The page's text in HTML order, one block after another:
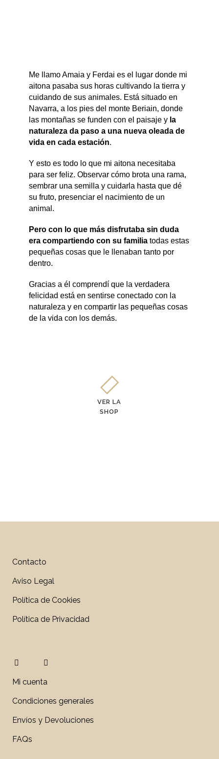
Me llamo Amaia y Ferdai es el lugar donde mi
aitona pasaba sus horas cultivando la tierra y
cuidando de sus animales. Está situado en
Navarra, a los pies del monte Beriain, donde
las montañas se funden con el paisaje y la
naturaleza da paso a una nueva oleada de
vida en cada estación.
Y esto es todo lo que mi aitona necesitaba
para ser feliz. Observar cómo brota una rama,
sembrar una semilla y cuidarla hasta que dé
su fruto, presenciar el nacimiento de un
animal.
Pero con lo que más disfrutaba sin duda
era compartiendo con su familia todas estas
pequeñas cosas que le llenaban tanto por
dentro.
Gracias a él comprendí que la verdadera
felicidad está en sentirse conectado con la
naturaleza y en compartir las pequeñas cosas
de la vida con los demás.
VER LA
SHOP
Contacto
Aviso Legal
Política de Cookies
Política de Privacidad
Mi cuenta
Condiciones generales
Envíos y Devoluciones
FAQs